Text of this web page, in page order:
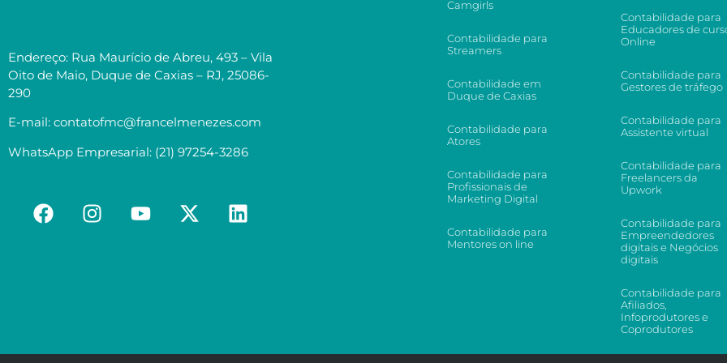
Endereço: Rua Maurício de Abreu, 493 – Vila
Oito de Maio, Duque de Caxias – RJ, 25086-
290
E-mail: contatofmc@francelmenezes.com
WhatsApp Empresarial: (21) 97254-3286
Camgirls
Contabilidade para
Streamers
Contabilidade em
Duque de Caxias
Contabilidade para
Atores
Contabilidade para
Profissionais de
Marketing Digital
Contabilidade para
Mentores on line
Contabilidade para
Educadores de
Online
Contabilidade para
Gestores de tráfego
Contabilidade para
Assistente virtual
Contabilidade para
Freelancers da
Upwork
Contabilidade para
Empreendedores
digitais e Negócios
digitais
Contabilidade para
Afiliados,
Infoprodutores e
Coprodutores